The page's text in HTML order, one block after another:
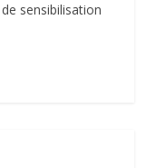
sensibilisation